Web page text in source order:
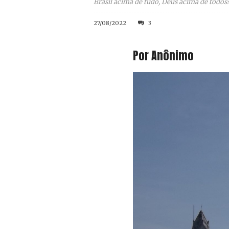
Brasil acima de tudo, Deus acima de todos?
27/08/2022 3
Por Anônimo